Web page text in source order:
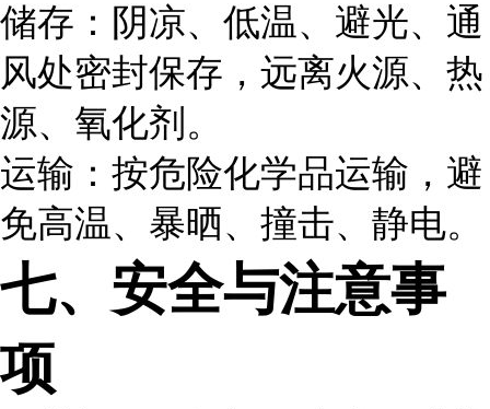
储存：阴凉、低温、避光、通
风处密封保存，远离火源、热
源、氧化剂。
运输：按危险化学品运输，避
免高温、暴晒、撞击、静电。
七、安全与注意事
项